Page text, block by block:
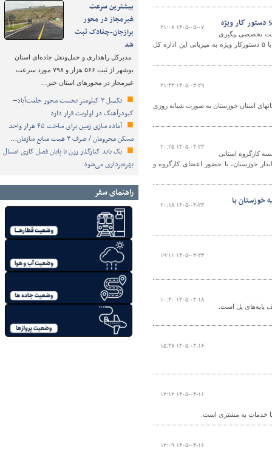
بیشترین سرعت
غیرمجاز در محور
برازجان-چغادک ثبت
شد
مدیرکل راهداری و حمل‌ونقل جاده‌ای استان
بوشهر از ثبت ۵۶۶ هزار و ۷۹۸ مورد سرعت
غیرمجاز در محورهای استان خبر…
تکمیل ۳ کیلومتر نخست محور خلعت‌آباد–
کبودرآهنگ در اولویت قرار دارد
آماده سازی زمین برای ساخت ۴۵ هزار واحد
مسکن محرومان / صرف ۳ همت منابع سازمان…
یک باند کنارگذر رزن تا پایان فصل کاری امسال
بهره‌برداری می‌شود
راهنمای سفر
۱۴۰۵-۰۵-۰۷ ۲۱:۰۸
تخصصی پیگیری
مصوبات کارگروه استانی پایش ایمنی ساختمانهای مهم و بلند مرتبه با حضور تمامی اعضا با ۵ دستورکار ویژه به میزبانی این اداره کل
۱۴۰۵-۰۴-۲۹ ۲۱:۴۳
استان خوزستان به صورت شبانه روزی
۱۴۰۵-۰۴-۲۳ ۲۰:۲۵
کارگروه استانی
خوزستان، با حضور اعضای کارگروه و
۱۴۰۵-۰۴-۲۳ ۲۰:۱۸ خوزستان با
۱۴۰۵-۰۴-۲۳ ۱۹:۱۱
۱۴۰۵-۰۳-۱۸ ۱۰:۴۰
پایه‌های پل است.
۱۴۰۵-۰۳-۱۶ ۱۵:۴۷
۱۴۰۵-۰۳-۱۶ ۱۲:۱۲
یا خدمات به مشتری است.
۱۴۰۵-۰۳-۱۶ ۱۲:۰۹